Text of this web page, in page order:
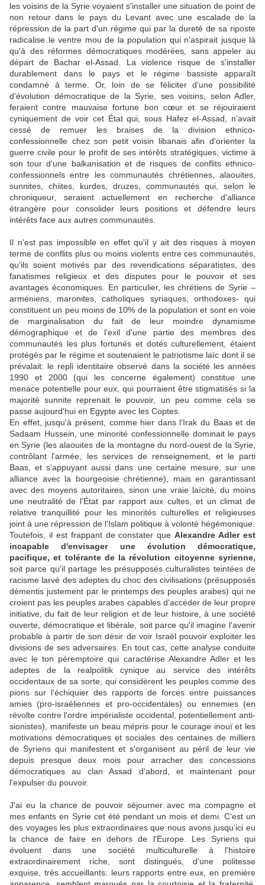
les voisins de la Syrie voyaient s'installer une situation de point de
non retour dans le pays du Levant avec une escalade de la
répression de la part d'un régime qui par la dureté de sa riposte
radicalise le ventre mou de la population qui n'aspirait jusque là
qu'à des réformes démocratiques modérées, sans appeler au
départ de Bachar el-Assad. La violence risque de s'installer
durablement dans le pays et le régime bassiste apparaît
condamné à terme. Or, loin de se féliciter d'une possibilité
d'évolution démocratique de la Syrie, ses voisins, selon Adler,
feraient contre mauvaise fortune bon cœur et se réjouiraient
cyniquement de voir cet État qui, sous Hafez el-Assad, n'avait
cessé de remuer les braises de la division ethnico-
confessionnelle chez son petit voisin libanais afin d'orienter la
guerre civile pour le profit de ses intérêts stratégiques, victime à
son tour d'une balkanisation et de risques de conflits ethnico-
confessionnels entre les communautés chrétiennes, alaouites,
sunnites, chiites, kurdes, druzes, communautés qui, selon le
chroniqueur, seraient actuellement en recherche d'alliance
étrangère pour consolider leurs positions et défendre leurs
intérêts face aux autres communautés.
Il n'est pas impossible en effet qu'il y ait des risques à moyen
terme de conflits plus ou moins violents entre ces communautés,
qu'ils soient motivés par des revendications séparatistes, des
fanatismes religieux et des disputes pour le pouvoir et ses
avantages économiques. En particulier, les chrétiens de Syrie –
arméniens, maronites, catholiques syriaques, orthodoxes- qui
constituent un peu moins de 10% de la population et sont en voie
de marginalisation du fait de leur moindre dynamisme
démographique et de l'exil d'une partie des membres des
communautés les plus fortunés et dotés culturellement, étaient
protégés par le régime et soutenaient le patriotisme laïc dont il se
prévalait: le repli identitaire observé dans la société les années
1990 et 2000 (qui les concerne également) constitue une
menace potentielle pour eux, qui pourraient être stigmatisés si la
majorité sunnite reprenait le pouvoir, un peu comme cela se
passe aujourd'hui en Egypte avec les Coptes.
En effet, jusqu'à présent, comme hier dans l'Irak du Baas et de
Sadaam Hussein, une minorité confessionnelle dominait le pays
en Syrie (les alaouites de la montagne du nord-ouest de la Syrie,
contrôlant l'armée, les services de renseignement, et le parti
Baas, et s'appuyant aussi dans une certaine mesure, sur une
alliance avec la bourgeoisie chrétienne), mais en garantissant
avec des moyens autoritaires, sinon une vraie laïcité, du moins
une neutralité de l'État par rapport aux cultes, et un climat de
relative tranquillité pour les minorités culturelles et religieuses
joint à une répression de l'Islam politique à volonté hégémonique.
Toutefois, il est frappant de constater queAlexandre Adler est
incapable d'envisager une évolution démocratique,
pacifique, et tolérante de la révolution citoyenne syrienne,
soit parce qu'il partage les présupposés culturalistes teintées de
racisme larvé des adeptes du choc des civilisations (présupposés
démentis justement par le printemps des peuples arabes) qui ne
croient pas les peuples arabes capables d'accéder de leur propre
initiative, du fait de leur religion et de leur histoire, à une société
ouverte, démocratique et libérale, soit parce qu'il imagine l'avenir
probable à partir de son désir de voir Israël pouvoir exploiter les
divisions de ses adversaires. En tout cas, cette analyse conduite
avec le ton péremptoire qui caractérise Alexandre Adler et les
adeptes de la realpolitik cynique au service des intérêts
occidentaux de sa sorte, qui considèrent les peuples comme des
pions sur l'échiquier des rapports de forces entre puissances
amies (pro-israéliennes et pro-occidentales) ou ennemies (en
révolte contre l'ordre impérialiste occidental, potentiellement anti-
sionistes), manifeste un beau mépris pour le courage inouï et les
motivations démocratiques et sociales des centaines de milliers
de Syriens qui manifestent et s'organisent au péril de leur vie
depuis presque deux mois pour arracher des concessions
démocratiques au clan Assad d'abord, et maintenant pour
l'expulser du pouvoir.
J'ai eu la chance de pouvoir séjourner avec ma compagne et
mes enfants en Syrie cet été pendant un mois et demi. C'est un
des voyages les plus extraordinaires que nous avons jusqu'ici eu
la chance de faire en dehors de l'Europe. Les Syriens qui
évoluent dans une société multiculturelle à l'histoire
extraordinairement riche, sont distingués, d'une politesse
exquise, très accueillants: leurs rapports entre eux, en première